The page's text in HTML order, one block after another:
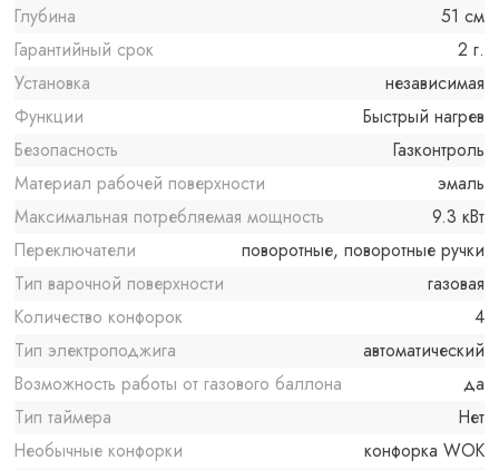
Глубина
51 см
Гарантийный срок
2 г.
Установка
независимая
Функции
Быстрый нагрев
Безопасность
Газконтроль
Материал рабочей поверхности
эмаль
Максимальная потребляемая мощность
9.3 кВт
Переключатели
поворотные, поворотные ручки
Тип варочной поверхности
газовая
Количество конфорок
4
Тип электроподжига
автоматический
Возможность работы от газового баллона
да
Тип таймера
Нет
Необычные конфорки
конфорка WOK